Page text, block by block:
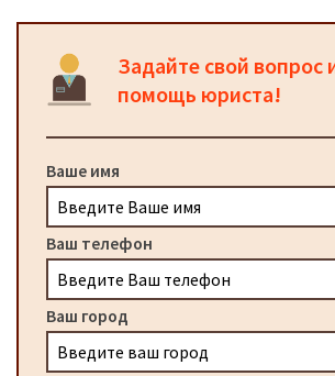
Задайте свой вопрос
помощь юриста!
Ваше имя
Ваш телефон
Ваш город